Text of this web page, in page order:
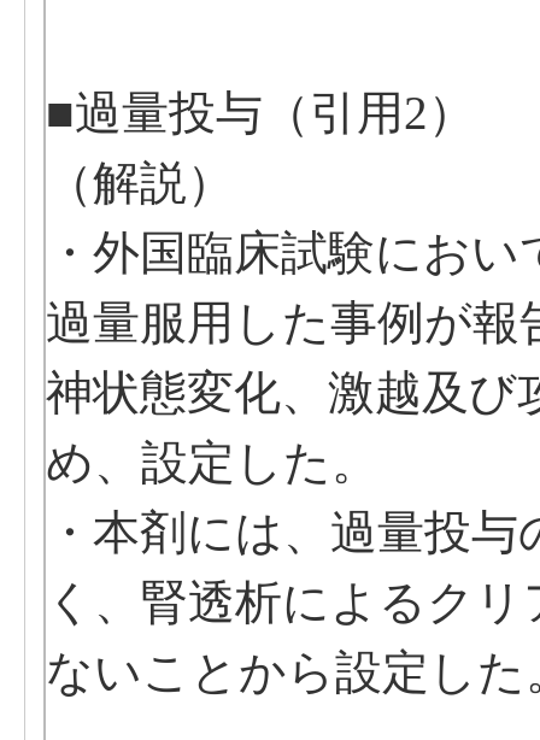
■過量投与（引用2）
（解説）
・外国臨床試験にお
過量服用した事例が
神状態変化、激越及
め、設定した。
・本剤には、過量投
く、腎透析によるク
ないことから設定した